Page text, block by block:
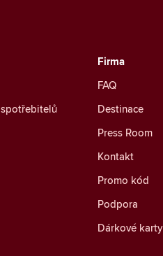
Firma
FAQ
Destinace
Press Room
Kontakt
Promo kód
Podpora
Dárkové karty